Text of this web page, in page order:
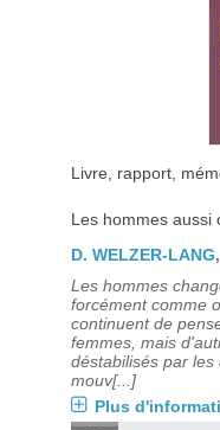
Livre, rapport,
Les hommes aussi
D. WELZER-LANG
Les hommes
forcément comme
continuent de
femmes, mais
déstabilisés par
mouv[...]
Plus